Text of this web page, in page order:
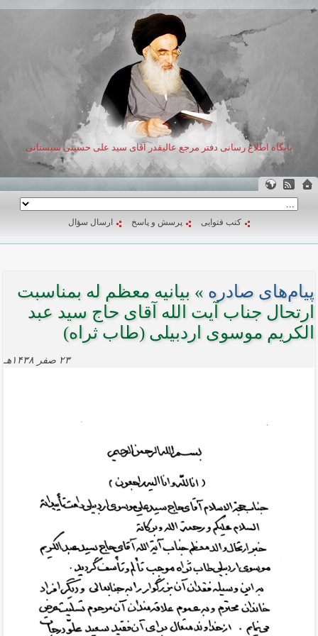
پایگاه اطلاع رسانی دفتر مرجع عالیقدر آقای سید علی حسینی سیستانی
کتب فتوایی پرسش و پاسخ ارسال سؤال
پیام‌های صادره » بیانیه معظم له بمناسبت
ارتحال جناب آیت الله آقای حاج سید عبد
الکریم موسوی اردبیلی (طاب ثراه)
۲۳ صفر ۱۴۳۸هـ